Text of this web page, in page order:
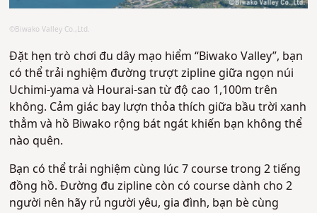
©Biwako Valley Co.,Ltd.
Đặt hẹn trò chơi đu dây mạo hiểm “Biwako Valley”, bạn
có thể trải nghiệm đường trượt zipline giữa ngọn núi
Uchimi-yama và Hourai-san từ độ cao 1,100m trên
không. Cảm giác bay lượn thỏa thích giữa bầu trời xanh
thẳm và hồ Biwako rộng bát ngát khiến bạn không thể
nào quên.
Bạn có thể trải nghiệm cùng lúc 7 course trong 2 tiếng
đồng hồ. Đường đu zipline còn có course dành cho 2
người nên hãy rủ người yêu, gia đình, bạn bè cùng